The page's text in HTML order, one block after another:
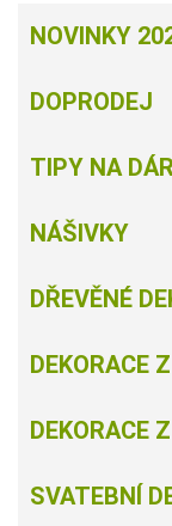
NOVINKY
DOPRODEJ
TIPY NA
NÁŠIVKY
DŘEVĚNÉ
DEKORACE
DEKORACE
SVATEBNÍ